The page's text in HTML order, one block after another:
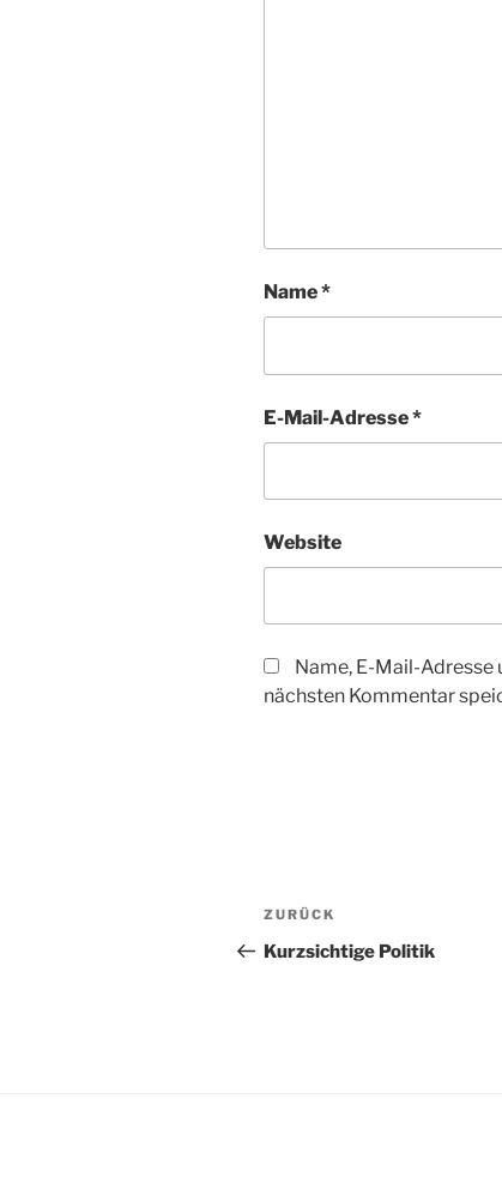
Name*
E-Mail-Adresse*
Website
Name, E-Mail-
nächsten Kommentar
Vorheriger
Beitrag
ZURÜCK
Kurzsichtige Politik